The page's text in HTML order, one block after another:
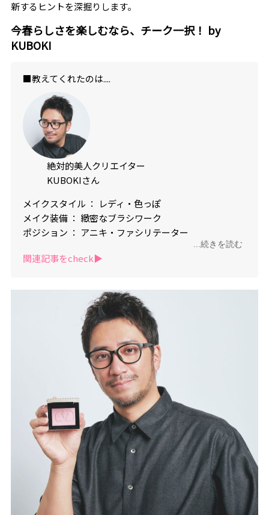
新するヒントを深掘りします。
今春らしさを楽しむなら、チーク一択！ by
KUBOKI
■教えてくれたのは....
絶対的美人クリエイター
KUBOKIさん
メイクスタイル ： レディ・色っぽ
メイク装備 ： 緻密なブラシワーク
ポジション ： アニキ・ファシリテーター
「メンズヘアメイク座談会」では進行役を務め、機知
トで信頼を集める存在。自身のYouTube『KUBOKI
CHANNEL』ではメンズ美容を発信中。
...続きを読む
関連記事をcheck▶︎